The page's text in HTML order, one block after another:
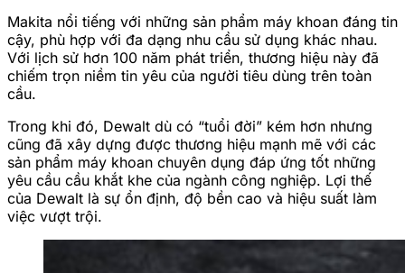
Makita nổi tiếng với những sản phẩm máy khoan đáng tin
cậy, phù hợp với đa dạng nhu cầu sử dụng khác nhau.
Với lịch sử hơn 100 năm phát triển, thương hiệu này đã
chiếm trọn niềm tin yêu của người tiêu dùng trên toàn
cầu.
Trong khi đó, Dewalt dù có “tuổi đời” kém hơn nhưng
cũng đã xây dựng được thương hiệu mạnh mẽ với các
sản phẩm máy khoan chuyên dụng đáp ứng tốt những
yêu cầu cầu khắt khe của ngành công nghiệp. Lợi thế
của Dewalt là sự ổn định, độ bền cao và hiệu suất làm
việc vượt trội.